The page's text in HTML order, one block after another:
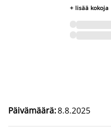
+ lisää kokoja
Päivämäärä:8.8.2025